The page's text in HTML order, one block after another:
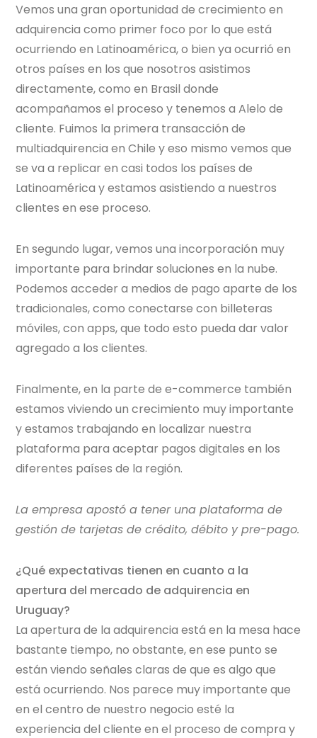
Vemos una gran oportunidad de crecimiento en
adquirencia como primer foco por lo que está
ocurriendo en Latinoamérica, o bien ya ocurrió en
otros países en los que nosotros asistimos
directamente, como en Brasil donde
acompañamos el proceso y tenemos a Alelo de
cliente. Fuimos la primera transacción de
multiadquirencia en Chile y eso mismo vemos que
se va a replicar en casi todos los países de
Latinoamérica y estamos asistiendo a nuestros
clientes en ese proceso.
En segundo lugar, vemos una incorporación muy
importante para brindar soluciones en la nube.
Podemos acceder a medios de pago aparte de los
tradicionales, como conectarse con billeteras
móviles, con apps, que todo esto pueda dar valor
agregado a los clientes.
Finalmente, en la parte de e-commerce también
estamos viviendo un crecimiento muy importante
y estamos trabajando en localizar nuestra
plataforma para aceptar pagos digitales en los
diferentes países de la región.
La empresa apostó a tener una plataforma de
gestión de tarjetas de crédito, débito y pre-pago.
¿Qué expectativas tienen en cuanto a la
apertura del mercado de adquirencia en
Uruguay?
La apertura de la adquirencia está en la mesa hace
bastante tiempo, no obstante, en ese punto se
están viendo señales claras de que es algo que
está ocurriendo. Nos parece muy importante que
en el centro de nuestro negocio esté la
experiencia del cliente en el proceso de compra y